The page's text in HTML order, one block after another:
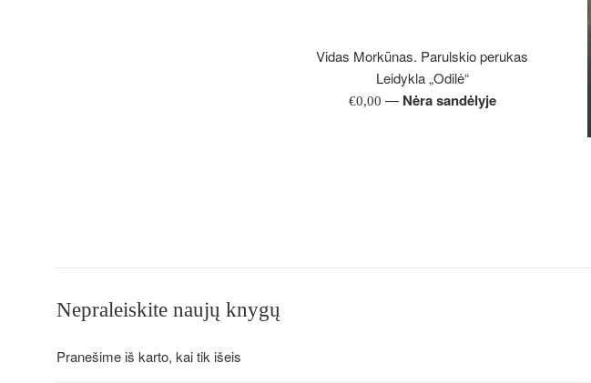
Vidas Morkūnas. Parulskio perukas
Leidykla „Odilė“
Įprasta
€0,00 — Nėra sandėlyje
Nepraleiskite naujų knygų
Pranešime iš karto, kai tik išeis